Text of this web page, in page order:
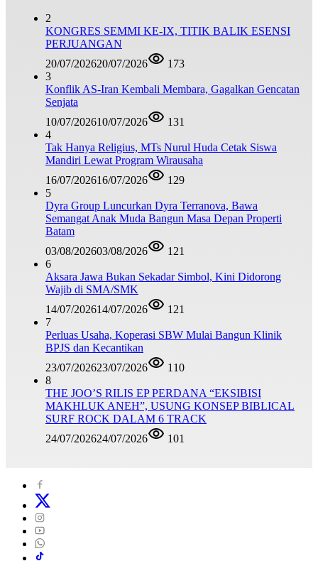
2
KONGRES SEMMI KE-IX, TITIK BALIK ESENSI
PERJUANGAN
20/07/202620/07/2026
173
3
Konflik AS-Iran Kembali Membara, Gagalkan Gencatan
Senjata
10/07/202610/07/2026
131
4
Tak Hanya Religius, MTs Nurul Huda Cetak Siswa
Mandiri Lewat Program Wirausaha
16/07/202616/07/2026
129
5
Dyra Group Luncurkan Dyra Terranova, Bawa
Semangat Anak Muda Bangun Masa Depan Properti
Batam
03/08/202603/08/2026
121
6
Aksara Jawa Bukan Sekadar Simbol, Kini Didorong
Wajib di SMA/SMK
14/07/202614/07/2026
121
7
Perluas Usaha, Koperasi SBW Mulai Bangun Klinik
BPJS dan Kecantikan
23/07/202623/07/2026
110
8
THE JOO’S RILIS EP PERDANA “EKSIBISI
MAKHLUK ANEH”, USUNG KONSEP BIBLICAL
SURF ROCK DALAM 6 TRACK
24/07/202624/07/2026 101